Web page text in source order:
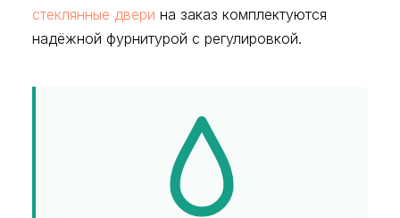
стеклянные двери на заказ комплектуются
надёжной фурнитурой с регулировкой.